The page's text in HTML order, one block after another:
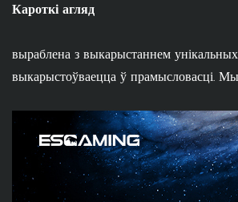
Кароткі агляд
выраблена з выкарыстаннем
выкарыстоўваецца ў прамысловасці.